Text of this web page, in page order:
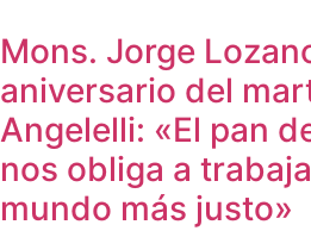
Mons. Jorge
aniversario del
Angelelli: «El pan
nos obliga a
mundo más justo»